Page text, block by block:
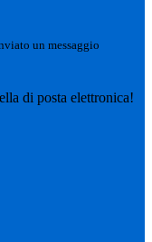
un messaggio
di posta elettronica!